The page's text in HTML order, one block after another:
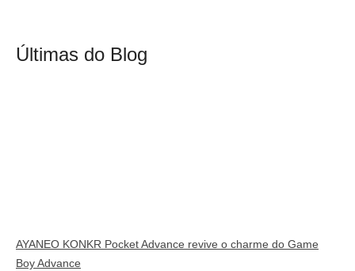
Últimas do Blog
AYANEO KONKR Pocket Advance revive o charme do Game
Boy Advance